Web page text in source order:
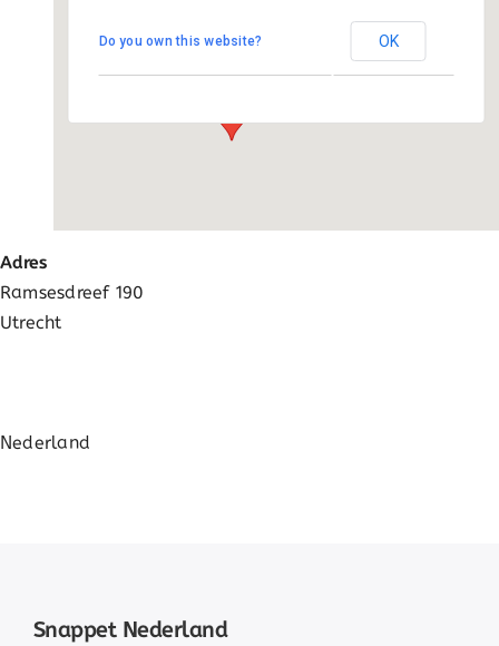
Ramsesdreef 190 - Utrecht
Do you own this website? OK
Adres
Ramsesdreef 190
Utrecht
Nederland
Snappet Nederland